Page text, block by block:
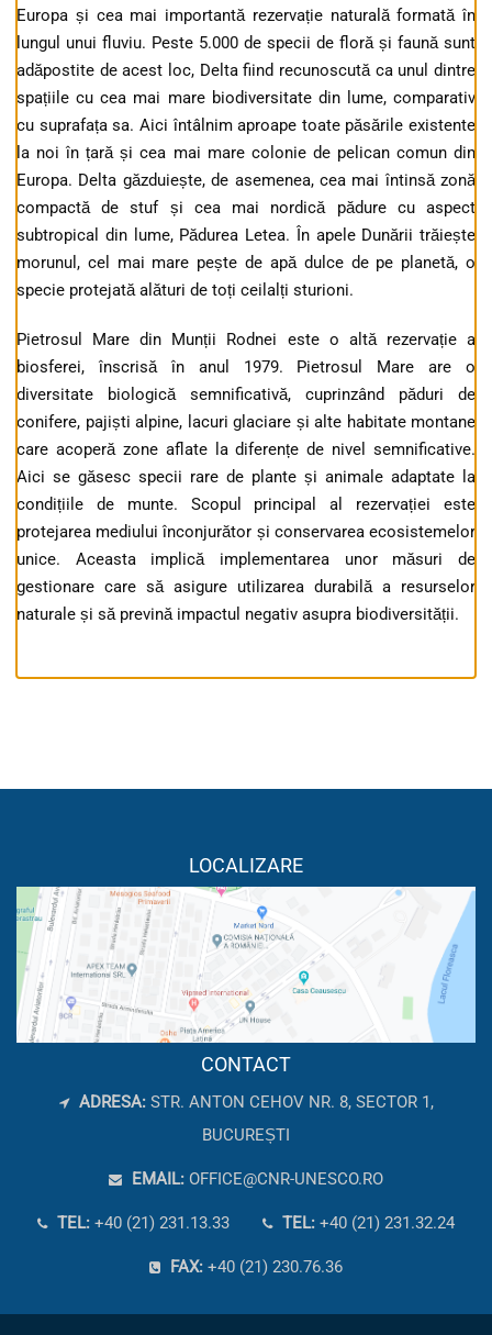
Europa și cea mai importantă rezervație naturală formată în
lungul unui fluviu. Peste 5.000 de specii de floră și faună sunt
adăpostite de acest loc, Delta fiind recunoscută ca unul dintre
spațiile cu cea mai mare biodiversitate din lume, comparativ
cu suprafața sa. Aici întâlnim aproape toate păsările existente
la noi în țară și cea mai mare colonie de pelican comun din
Europa. Delta găzduiește, de asemenea, cea mai întinsă zonă
compactă de stuf și cea mai nordică pădure cu aspect
subtropical din lume, Pădurea Letea. În apele Dunării trăiește
morunul, cel mai mare pește de apă dulce de pe planetă, o
specie protejată alături de toți ceilalți sturioni.
Pietrosul Mare din Munții Rodnei este o altă rezervație a
biosferei, înscrisă în anul 1979. Pietrosul Mare are o
diversitate biologică semnificativă, cuprinzând păduri de
conifere, pajiști alpine, lacuri glaciare și alte habitate montane
care acoperă zone aflate la diferențe de nivel semnificative.
Aici se găsesc specii rare de plante și animale adaptate la
condițiile de munte. Scopul principal al rezervației este
protejarea mediului înconjurător și conservarea ecosistemelor
unice. Aceasta implică implementarea unor măsuri de
gestionare care să asigure utilizarea durabilă a resurselor
naturale și să prevină impactul negativ asupra biodiversității.
LOCALIZARE
CONTACT
ADRESA: STR. ANTON CEHOV NR. 8, SECTOR 1,
BUCUREȘTI
EMAIL: OFFICE@CNR-UNESCO.RO
TEL: +40 (21) 231.13.33 TEL: +40 (21) 231.32.24
FAX: +40 (21) 230.76.36